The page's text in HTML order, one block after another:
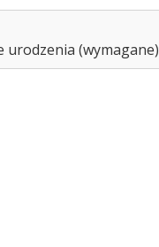
urodzenia (wymagane)